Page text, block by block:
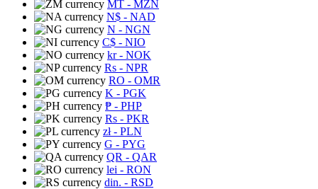
MT - MZN
N$ - NAD
N - NGN
C$ - NIO
kr- NOK
Rs - NPR
RO - OMR
K - PGK
₱ - PHP
Rs - PKR
zł- PLN
G - PYG
QR - QAR
lei - RON
din. - RSD